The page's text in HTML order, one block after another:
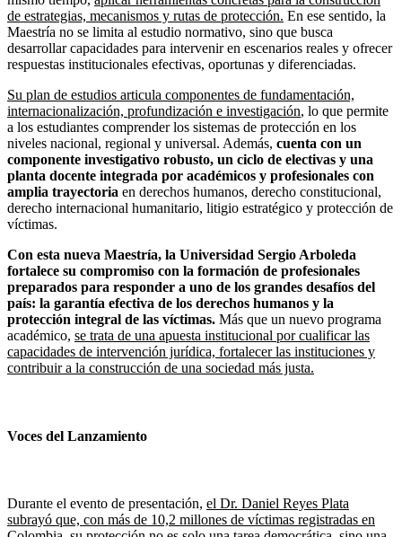
de estrategias, mecanismos y rutas de protección. En ese sentido, la
Maestría no se limita al estudio normativo, sino que busca
desarrollar capacidades para intervenir en escenarios reales y ofrecer
respuestas institucionales efectivas, oportunas y diferenciadas.
Su plan de estudios articula componentes de fundamentación,
internacionalización, profundización e investigación, lo que permite
a los estudiantes comprender los sistemas de protección en los
niveles nacional, regional y universal. Además, cuenta con un
componente investigativo robusto, un ciclo de electivas y una
planta docente integrada por académicos y profesionales con
amplia trayectoria en derechos humanos, derecho constitucional,
derecho internacional humanitario, litigio estratégico y protección de
víctimas.
Con esta nueva Maestría, la Universidad Sergio Arboleda
fortalece su compromiso con la formación de profesionales
preparados para responder a uno de los grandes desafíos del
país: la garantía efectiva de los derechos humanos y la
protección integral de las víctimas. Más que un nuevo programa
académico, se trata de una apuesta institucional por cualificar las
capacidades de intervención jurídica, fortalecer las instituciones y
contribuir a la construcción de una sociedad más justa.
Voces del Lanzamiento
Durante el evento de presentación, el Dr. Daniel Reyes Plata
subrayó que, con más de 10,2 millones de víctimas registradas en